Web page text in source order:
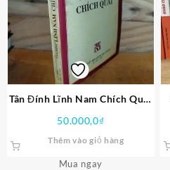
Tân Đính Lĩnh Nam Chích Quái
50.000,0₫
Thêm vào giỏ hàng
Mua ngay